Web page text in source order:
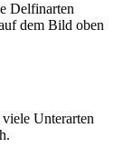
Delfinarten
dem Bild oben
Unterarten